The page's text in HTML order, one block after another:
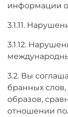
информации
3.1.11.
3.1.12.
3.2. Вы
бранных
образов,
отношении